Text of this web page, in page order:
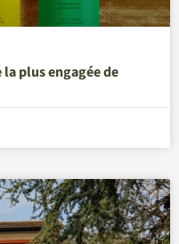
plus engagée de